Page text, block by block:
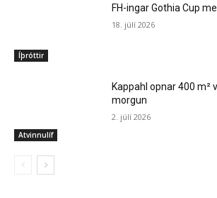
Íþróttir
FH-ingar Gothia Cup
18. júlí 2026
Atvinnulíf
Kappahl opnar 400 m²
morgun
2. júlí 2026